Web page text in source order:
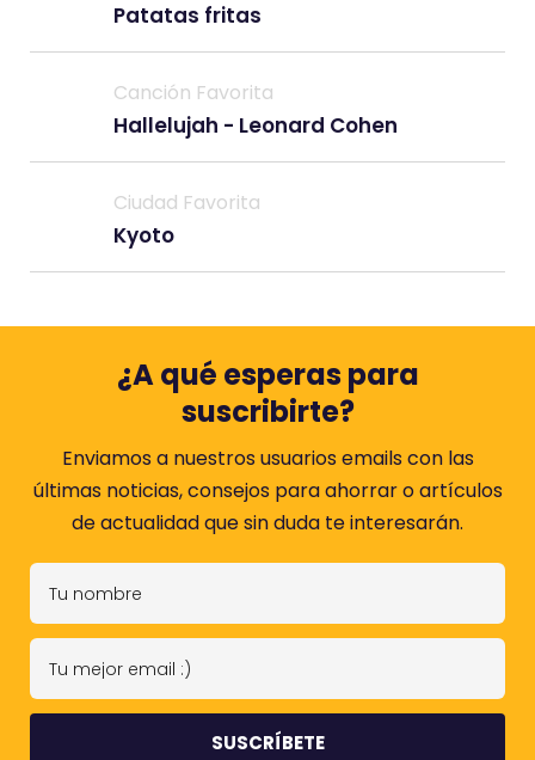
Patatas fritas
Canción Favorita
Hallelujah - Leonard Cohen
Ciudad Favorita
Kyoto
¿A qué esperas para
suscribirte?
Enviamos a nuestros usuarios emails con las
últimas noticias, consejos para ahorrar o artículos
de actualidad que sin duda te interesarán.
T
n
m
T
m